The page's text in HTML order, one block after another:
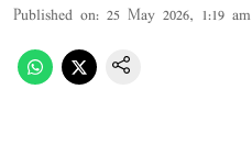
Published on: 25 May 2026, 1:19 am